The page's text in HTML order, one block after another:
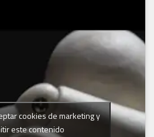
cookies de marketing y
este contenido